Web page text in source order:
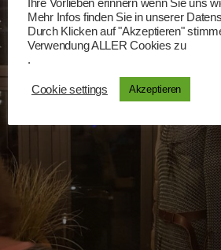
Ihre Vorlieben erinnern wenn Sie uns
Mehr Infos finden Sie in unserer
Durch Klicken auf "Akzeptieren"
Verwendung ALLER Cookies zu
.
Cookie settings Akzeptieren